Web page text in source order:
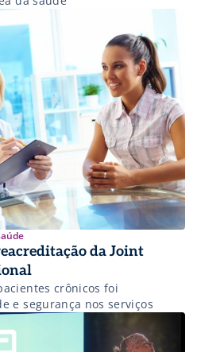
da Joint
crônicos foi
e segurança nos serviços